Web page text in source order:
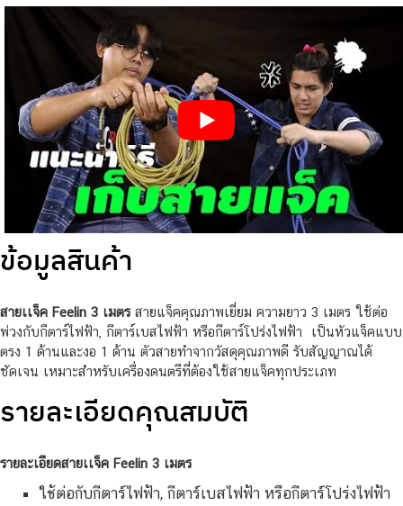
ข้อมูลสินค้า
สายเเจ็ค Feelin 3 เมตร สายแจ็คคุณภาพเยี่ยม ความยาว 3 เมตร ใช้ต่อ
พ่วงกับกีตาร์ไฟฟ้า, กีตาร์เบสไฟฟ้า หรือกีตาร์โปร่งไฟฟ้า เป็นหัวแจ็คแบบ
ตรง 1 ด้านและงอ 1 ด้าน ตัวสายทำจากวัสดุคุณภาพดี รับสัญญาณได้
ชัดเจน เหมาะสำหรับเครื่องดนตรีที่ต้องใช้สายแจ็คทุกประเภท
รายละเอียดคุณสมบัติ
รายละเอียดสายเเจ็ค Feelin 3 เมตร
ใช้ต่อกับกีตาร์ไฟฟ้า, กีตาร์เบสไฟฟ้า หรือกีตาร์โปร่งไฟฟ้า